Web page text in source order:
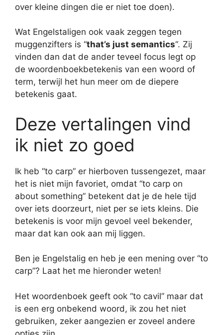
over kleine dingen die er niet toe doen).
Wat Engelstaligen ook vaak zeggen tegen
muggenzifters is “that’s just semantics“. Zij
vinden dan dat de ander teveel focus legt op
de woordenboekbetekenis van een woord of
term, terwijl het hun meer om de diepere
betekenis gaat.
Deze vertalingen vind
ik niet zo goed
Ik heb “to carp” er hierboven tussengezet, maar
het is niet mijn favoriet, omdat “to carp on
about something” betekent dat je de hele tijd
over iets doorzeurt, niet per se iets kleins. Die
betekenis is voor mijn gevoel veel bekender,
maar dat kan ook aan mij liggen.
Ben je Engelstalig en heb je een mening over “to
carp”? Laat het me hieronder weten!
Het woordenboek geeft ook “to cavil” maar dat
is een erg onbekend woord, ik zou het niet
gebruiken, zeker aangezien er zoveel andere